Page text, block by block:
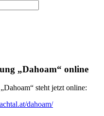
„Dahoam“ online
steht jetzt online:
dahoam/